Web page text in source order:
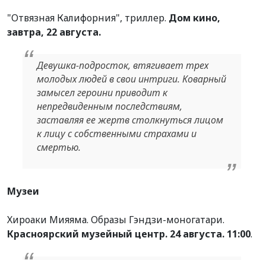
"Отвязная Калифорния", триллер. Дом кино,
завтра, 22 августа.
Девушка-подросток, втягивает трех
молодых людей в свои интриги. Коварный
замысел героини приводит к
непредвиденным последствиям,
заставляя ее жертв столкнуться лицом
к лицу с собственными страхами и
смертью.
Музеи
Хироаки Мияяма. Образы Гэндзи-моногатари.
Красноярский музейный центр. 24 августа. 11:00.